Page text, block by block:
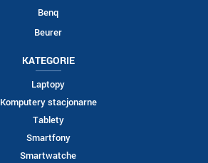
Benq
Beurer
KATEGORIE
Laptopy
Komputery stacjonarne
Tablety
Smartfony
Smartwatche